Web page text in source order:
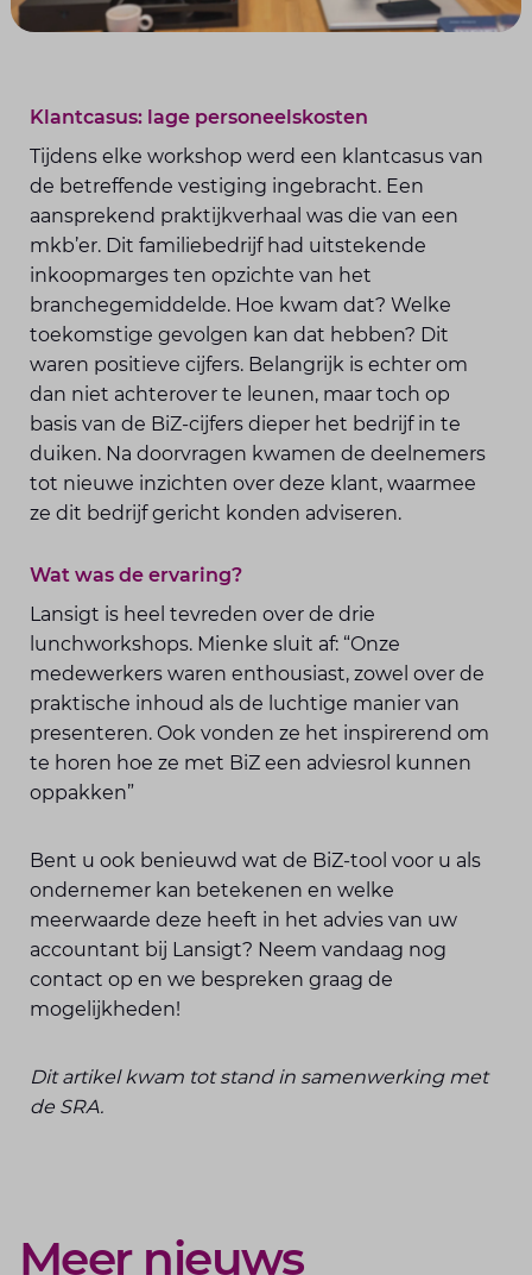
Klantcasus: lage personeelskosten
Tijdens elke workshop werd een klantcasus van
de betreffende vestiging ingebracht. Een
aansprekend praktijkverhaal was die van een
mkb’er. Dit familiebedrijf had uitstekende
inkoopmarges ten opzichte van het
branchegemiddelde. Hoe kwam dat? Welke
toekomstige gevolgen kan dat hebben? Dit
waren positieve cijfers. Belangrijk is echter om
dan niet achterover te leunen, maar toch op
basis van de BiZ-cijfers dieper het bedrijf in te
duiken. Na doorvragen kwamen de deelnemers
tot nieuwe inzichten over deze klant, waarmee
ze dit bedrijf gericht konden adviseren.
Wat was de ervaring?
Lansigt is heel tevreden over de drie
lunchworkshops. Mienke sluit af: “Onze
medewerkers waren enthousiast, zowel over de
praktische inhoud als de luchtige manier van
presenteren. Ook vonden ze het inspirerend om
te horen hoe ze met BiZ een adviesrol kunnen
oppakken”
Bent u ook benieuwd wat de BiZ-tool voor u als
ondernemer kan betekenen en welke
meerwaarde deze heeft in het advies van uw
accountant bij Lansigt? Neem vandaag nog
contact op en we bespreken graag de
mogelijkheden!
Dit artikel kwam tot stand in samenwerking met
de SRA.
Meer nieuws